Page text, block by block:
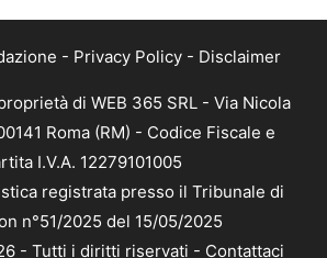
- Privacy Policy - Disclaimer
di WEB 365 SRL - Via Nicola
Roma (RM) - Codice Fiscale e
I.V.A. 12279101005
registrata presso il Tribunale di
n°51/2025 del 15/05/2025
- Tutti i diritti riservati - Contattaci